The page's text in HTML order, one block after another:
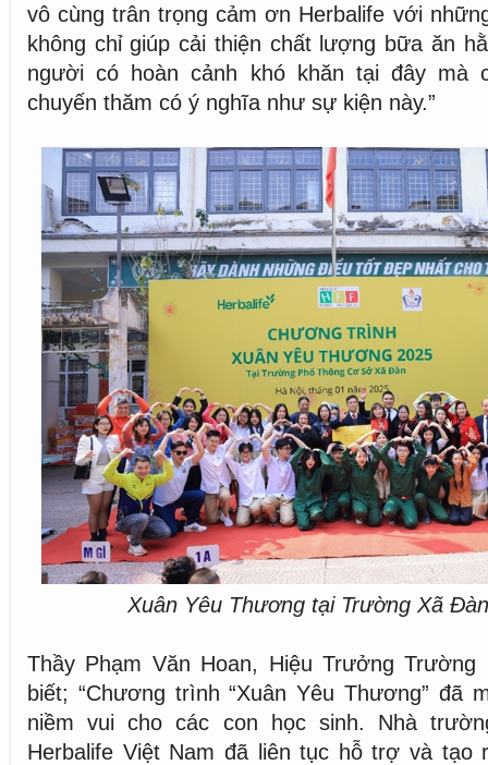
vô cùng trân trọng cảm ơn Herbalife với
không chỉ giúp cải thiện chất lượng bữa ăn
người có hoàn cảnh khó khăn tại đây mà
chuyến thăm có ý nghĩa như sự kiện này.”
Xuân Yêu Thương tại Trường Xã
Thầy Phạm Văn Hoan, Hiệu Trưởng
biết; “Chương trình “Xuân Yêu Thương” đã
niềm vui cho các con học sinh. Nhà
Herbalife Việt Nam đã liên tục hỗ trợ và tạo